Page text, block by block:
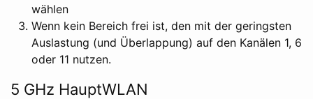
wählen
Wenn kein Bereich frei ist, den mit der geringsten
Auslastung (und Überlappung) auf den Kanälen 1, 6
oder 11 nutzen.
5 GHz HauptWLAN